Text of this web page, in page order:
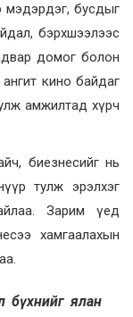
мэдэрдэг, бусдыг
бэрхшээлээс
домог болон
кино байдаг
амжилтад хүрч
биезнесийг нь
тулж эрэлхэг
Зарим үед
хамгаалахын
бүхнийг ялан